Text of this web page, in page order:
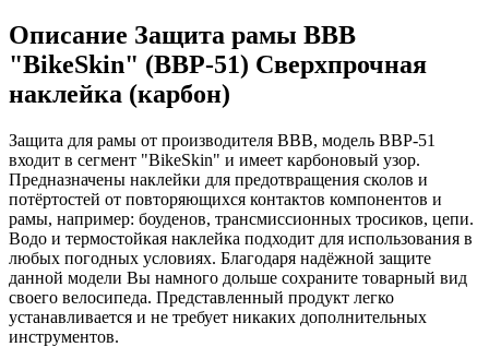
Описание Защита рамы BBB
"BikeSkin" (BBP-51) Сверхпрочная
наклейка (карбон)
Защита для рамы от производителя BBB, модель BBP-51
входит в сегмент "BikeSkin" и имеет карбоновый узор.
Предназначены наклейки для предотвращения сколов и
потёртостей от повторяющихся контактов компонентов и
рамы, например: боуденов, трансмиссионных тросиков, цепи.
Водо и термостойкая наклейка подходит для использования в
любых погодных условиях. Благодаря надёжной защите
данной модели Вы намного дольше сохраните товарный вид
своего велосипеда. Представленный продукт легко
устанавливается и не требует никаких дополнительных
инструментов.